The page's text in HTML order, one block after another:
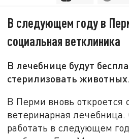
В следующем году в
социальная ветклиника
В лечебнице будут
стерилизовать животных.
В Перми вновь откроется
ветеринарная
работать в следующем